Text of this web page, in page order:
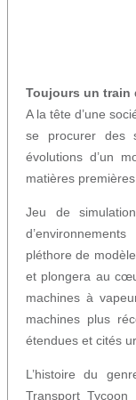
Toujours un train
A la tête d’une
se procurer des
évolutions d’un
matières
Jeu de
pléthore de
et plongera au
machines à
machines plus
étendues et cités
L’histoire du
Transport